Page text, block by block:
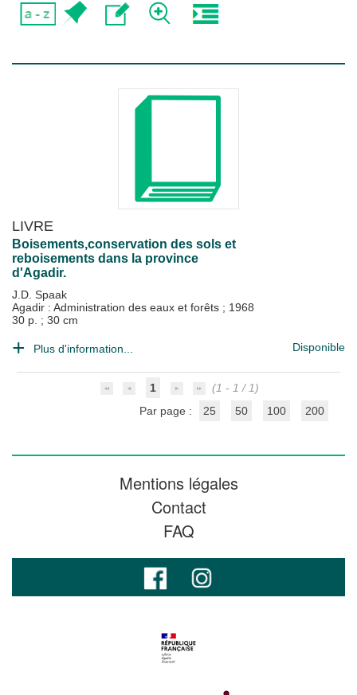
LIVRE
Boisements,conservation des sols et
reboisements dans la province
d'Agadir.
J.D. Spaak
Agadir : Administration des eaux et forêts ; 1968
30 p. ; 30 cm
Plus d'information... Disponible
1
(1 - 1 / 1)
Par page :
25 50 100 200
Mentions légales
Contact
FAQ